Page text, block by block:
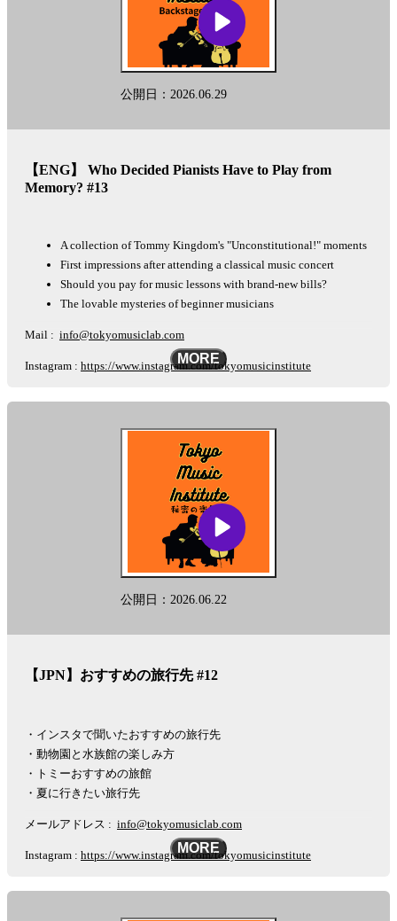
に多少の差が生じることを予めご了承下さい。
This podcast is automatically converted into English using the AI-based
other-language conversion tool "Lingueene! "Please note that there may
be some differences in translation, such as proper nouns.
omnystudio.com/listenerfor privacy information.
公開日：2026.06.29
【ENG】 Who Decided Pianists Have to Play from
Memory? #13
A collection of Tommy Kingdom's "Unconstitutional!" moments
First impressions after attending a classical music concert
Should you pay for music lessons with brand-new bills?
The lovable mysteries of beginner musicians
Mail : info@tokyomusiclab.com
Instagram : https://www.instagram.com/tokyomusicinstitute
for privacy information.
MORE
公開日：2026.06.22
【JPN】おすすめの旅行先 #12
・インスタで聞いたおすすめの旅行先
・動物園と水族館の楽しみ方
・トミーおすすめの旅館
・夏に行きたい旅行先
メールアドレス : info@tokyomusiclab.com
Instagram : https://www.instagram.com/tokyomusicinstitute
MORE